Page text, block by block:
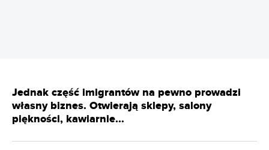
Jednak część imigrantów na pewno prowadzi
własny biznes. Otwierają sklepy, salony
piękności, kawiarnie...